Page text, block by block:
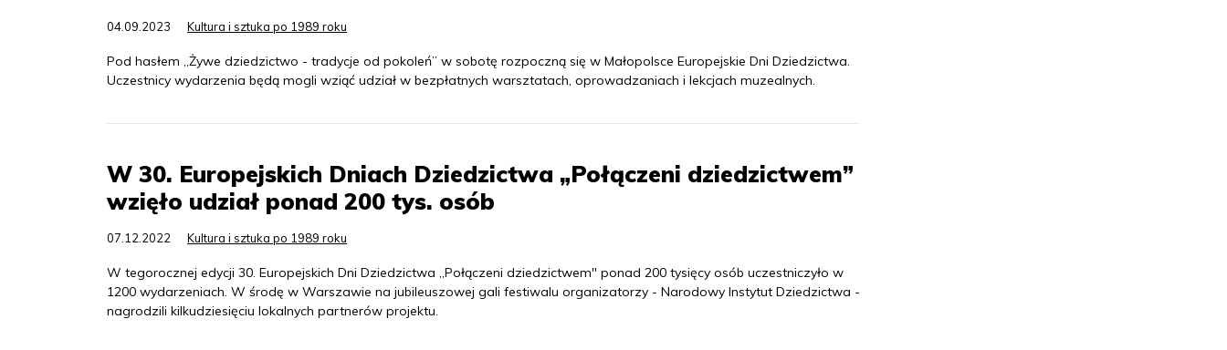
04.09.2023 Kultura i sztuka po 1989 roku
Pod hasłem „Żywe dziedzictwo - tradycje od pokoleń” w sobotę rozpoczną się w Małopolsce Europejskie Dni Dziedzictwa.
Uczestnicy wydarzenia będą mogli wziąć udział w bezpłatnych warsztatach, oprowadzaniach i lekcjach muzealnych.
W 30. Europejskich Dniach Dziedzictwa „Połączeni dziedzictwem”
wzięło udział ponad 200 tys. osób
07.12.2022 Kultura i sztuka po 1989 roku
W tegorocznej edycji 30. Europejskich Dni Dziedzictwa „Połączeni dziedzictwem" ponad 200 tysięcy osób uczestniczyło w
1200 wydarzeniach. W środę w Warszawie na jubileuszowej gali festiwalu organizatorzy - Narodowy Instytut Dziedzictwa -
nagrodzili kilkudziesięciu lokalnych partnerów projektu.